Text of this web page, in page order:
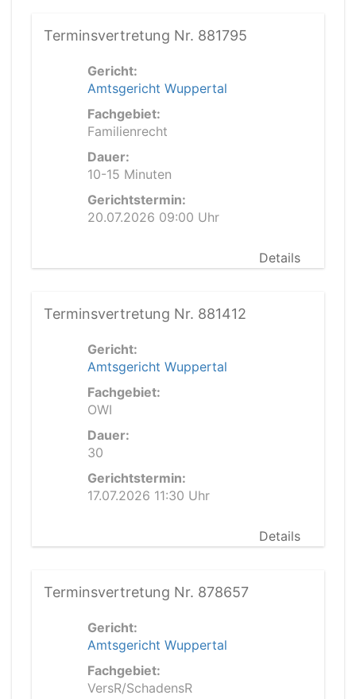
Terminsvertretung Nr. 881795
Gericht:
Amtsgericht Wuppertal
Fachgebiet:
Familienrecht
Dauer:
10-15 Minuten
Gerichtstermin:
20.07.2026 09:00 Uhr
Details
Terminsvertretung Nr. 881412
Gericht:
Amtsgericht Wuppertal
Fachgebiet:
OWI
Dauer:
30
Gerichtstermin:
17.07.2026 11:30 Uhr
Details
Terminsvertretung Nr. 878657
Gericht:
Amtsgericht Wuppertal
Fachgebiet:
VersR/SchadensR